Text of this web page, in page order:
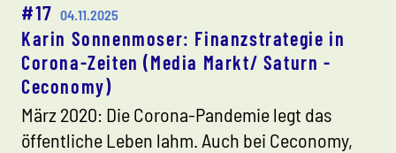
#17 04.11.2025
Karin Sonnenmoser: Finanzstrategie in
Corona-Zeiten (Media Markt/ Saturn -
Ceconomy)
März 2020: Die Corona-Pandemie legt das
öffentliche Leben lahm. Auch bei Ceconomy,